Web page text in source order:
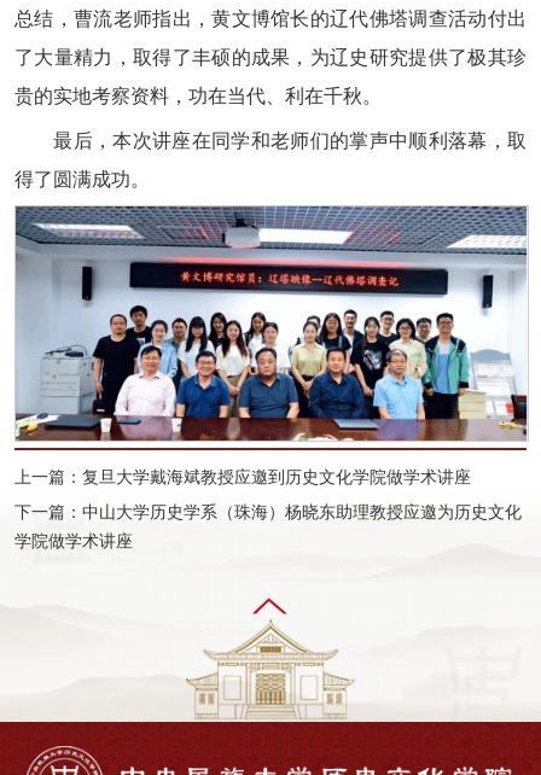
总结，曹流老师指出，黄文博馆长的辽代佛塔调查活动付出
了大量精力，取得了丰硕的成果，为辽史研究提供了极其珍
贵的实地考察资料，功在当代、利在千秋。
最后，本次讲座在同学和老师们的掌声中顺利落幕，取
得了圆满成功。
上一篇：复旦大学戴海斌教授应邀到历史文化学院做学术讲座
下一篇：中山大学历史学系（珠海）杨晓东助理教授应邀为历史文化
学院做学术讲座